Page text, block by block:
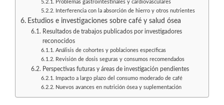
Problemas gastrointestinales y cardiovasculares
Interferencia con la absorción de hierro y otros nutrientes
Estudios e investigaciones sobre café y salud ósea
Resultados de trabajos publicados por investigadores
reconocidos
Análisis de cohortes y poblaciones específicas
Revisión de dosis seguras y consumos recomendados
Perspectivas futuras y áreas de investigación pendientes
Impacto a largo plazo del consumo moderado de café
Nuevos avances en nutrición ósea y suplementación